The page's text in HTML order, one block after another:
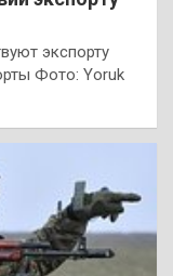
экспорту
Фото: Yoruk